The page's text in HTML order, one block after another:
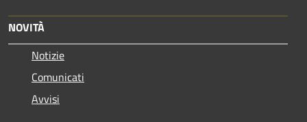
NOVITÀ
Notizie
Comunicati
Avvisi